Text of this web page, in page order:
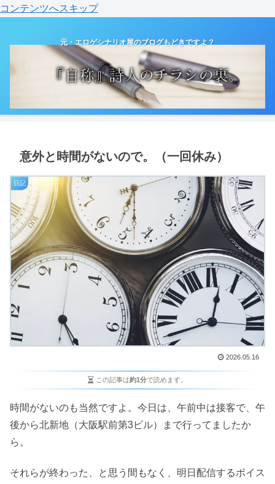
コンテンツへスキップ
元・エロゲシナリオ屋のブログもどきですよ？
意外と時間がないので。（一回休み）
日記
2026.05.16
この記事は約1分で読めます。
時間がないのも当然ですよ。今日は、午前中は接客で、午
後から北新地（大阪駅前第3ビル）まで行ってましたか
ら。
それらが終わった、と思う間もなく、明日配信するボイス